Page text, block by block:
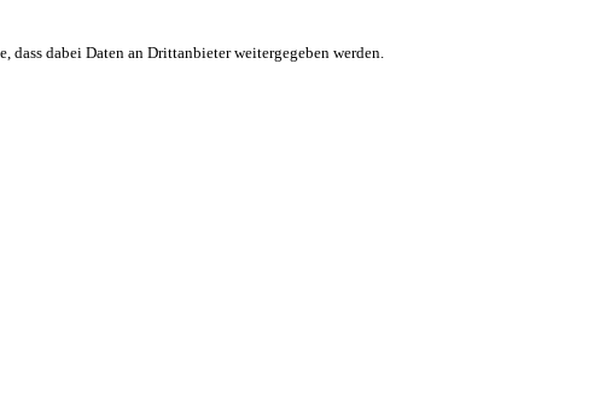
dabei Daten an Drittanbieter weitergegeben werden.